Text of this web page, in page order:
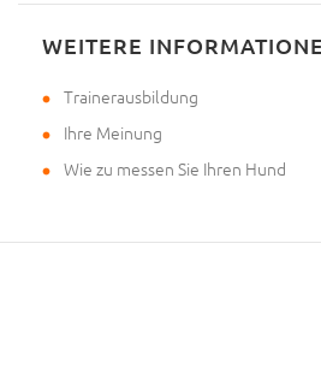
WEITERE
Trainerausbildung
Ihre Meinung
Wie zu messen Sie Ihren Hund